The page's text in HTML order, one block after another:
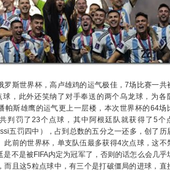
斯世界杯，高卢雄鸡的运气极佳，7场比赛一共
球，此外还笑纳了对手奉送的两个乌龙球，为各
帕斯雄鹰的运气更上一层楼，本次世界杯的64场
判罚了23个点球，其中阿根廷队就获得了5个
五罚四中），占到总数的五分之一还多，创了历
此前的世界杯，单支队伍最多获得4次点球，这不
是不是被FIFA内定为冠军了，否则的话怎么会几乎
而且这5粒点球中，有三个是打破僵局的进球，直